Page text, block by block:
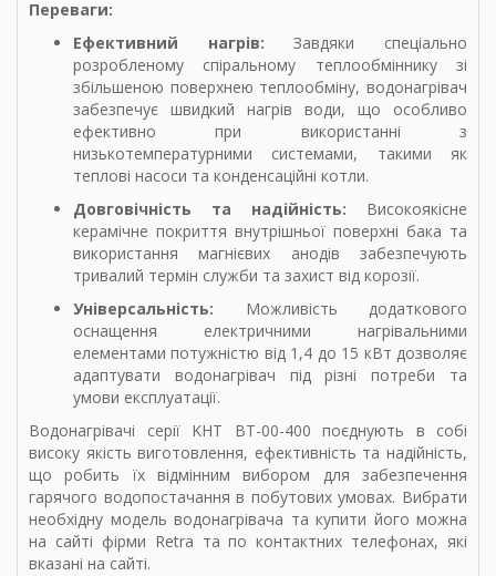
Переваги:
Ефективний нагрів: Завдяки спеціально
розробленому спіральному теплообміннику зі
збільшеною поверхнею теплообміну, водонагрівач
забезпечує швидкий нагрів води, що особливо
ефективно при використанні з
низькотемпературними системами, такими як
теплові насоси та конденсаційні котли.
Довговічність та надійність: Високоякісне
керамічне покриття внутрішньої поверхні бака та
використання магнієвих анодів забезпечують
тривалий термін служби та захист від корозії.
Універсальність: Можливість додаткового
оснащення електричними нагрівальними
елементами потужністю від 1,4 до 15 кВт дозволяє
адаптувати водонагрівач під різні потреби та
умови експлуатації.
Водонагрівачі серії KHT BT-00-400 поєднують в собі
високу якість виготовлення, ефективність та надійність,
що робить їх відмінним вибором для забезпечення
гарячого водопостачання в побутових умовах. Вибрати
необхідну модель водонагрівача та купити його можна
на сайті фірми Retra та по контактних телефонах, які
вказані на сайті.